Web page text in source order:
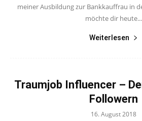
meiner Ausbildung zur Bankkauffrau in
möchte dir heute...
Weiterlesen
Traumjob Influencer –
Followern
16. August 2018